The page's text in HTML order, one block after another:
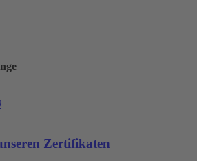
Zertifikaten